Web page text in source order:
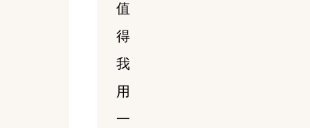
值
得
我
用
一